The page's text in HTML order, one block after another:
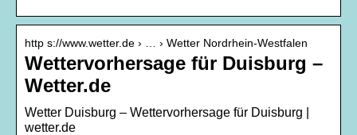
http s://www.wetter.de › … › Wetter Nordrhein-Westfalen
Wettervorhersage für Duisburg –
Wetter.de
Wetter Duisburg – Wettervorhersage für Duisburg |
wetter.de